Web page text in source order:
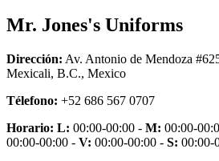
Mr. Jones's Uniforms
Dirección: Av. Antonio de Mendoza
Mexicali, B.C., Mexico
Télefono: +52 686 567 0707
Horario: L: 00:00-00:00 - M: 00:00-
00:00-00:00 - V: 00:00-00:00 - S: 00:00-